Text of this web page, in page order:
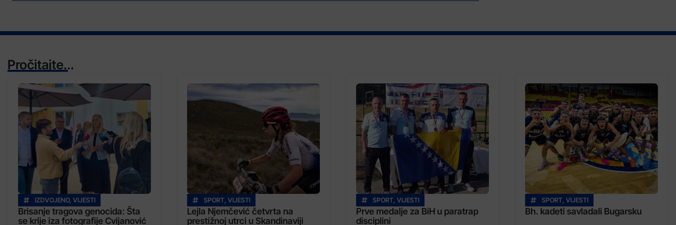
Pročitajte...
IZDVOJENO, VIJESTI
Brisanje tragova genocida: Šta
se krije iza fotografije Cvijanović
SPORT VIJESTI
Lejla Njemčević četvrta na
prestižnoj utrci u Skandinaviji
SPORT VIJESTI
Prve medalje za BiH u paratrap
disciplini
SPORT VIJESTI
Bh. kadeti savladali Bugarsku